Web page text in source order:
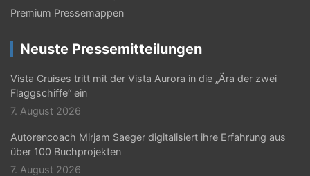
v
i
g
a
t
i
o
Premium Pressemappen
Neuste Pressemitteilungen
Vista Cruises tritt mit der Vista Aurora in die „Ära der zwei
Flaggschiffe“ ein
7. August 2026
Autorencoach Mirjam Saeger digitalisiert ihre Erfahrung aus
über 100 Buchprojekten
7. August 2026